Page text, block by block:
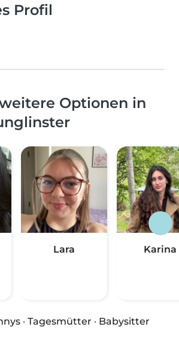
Profil
Optionen in
Lara Karina
· Tagesmütter · Babysitter